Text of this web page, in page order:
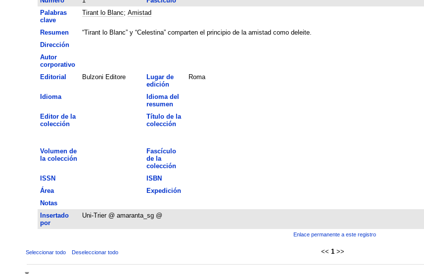
Palabras
clave
Tirant lo Blanc; Amistad
Resumen
“Tirant lo Blanc” y “Celestina” comparten el principio de la amistad como deleite.
Dirección
Autor
corporativo
Editorial Bulzoni Editore
Lugar de
edición
Roma
Idioma
Idioma del
resumen
Editor de la
colección
Título de la
colección
Volumen de
la colección
Fascículo
de la
colección
ISSN ISBN
Área
Expedición
Notas
Insertado
por
Uni-Trier @ amaranta_sg @
Enlace permanente a este registro
Seleccionar todo Deseleccionar todo << 1 >>